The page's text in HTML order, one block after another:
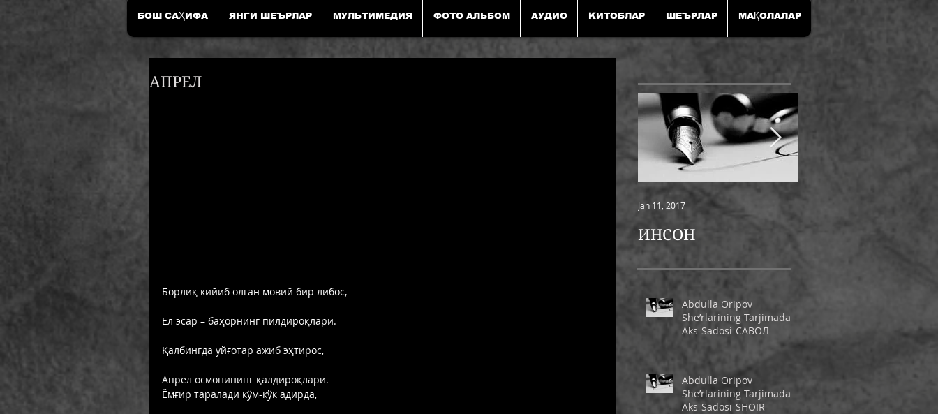
БОШ САҲИФА ЯНГИ ШЕЪРЛАР МУЛЬТИМЕДИЯ ФОТО АЛЬБОМ АУДИО KИТОБЛАР ШЕЪРЛАР МАҚОЛАЛАР
АПРЕЛ
Борлиқ кийиб олган мовий бир либос,
Ел эсар – баҳорнинг пилдироқлари.
Қалбингда уйғотар ажиб эҳтирос,
Апрел осмонининг қалдироқлари.
Ёмғир таралади кўм-кўк адирда,
ИНСОН
Jan 11, 2017
ШАМОЛ
Abdulla Oripov
She’rlarining Tarjimada
Aks-Sadosi-САВОЛ
Abdulla Oripov
She’rlarining Tarjimada
Aks-Sadosi-SHOIR